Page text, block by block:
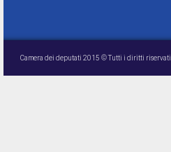
Camera dei deputati 2015 © Tutti i diritti riservati